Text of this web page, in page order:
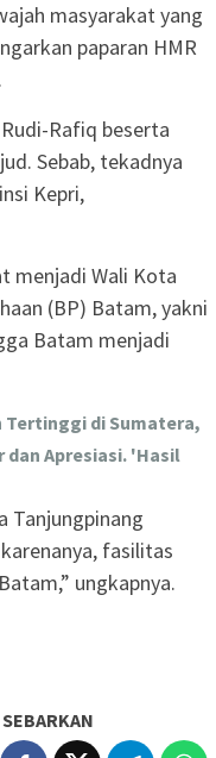
masyarakat yang
paparan HMR
Rafiq beserta
Sebab, tekadnya
Kepri,
menjadi Wali Kota
(BP) Batam, yakni
Batam menjadi
Tertinggi di Sumatera,
dan Apresiasi. 'Hasil
Tanjungpinang
fasilitas
ungkapnya.
SEBARKAN